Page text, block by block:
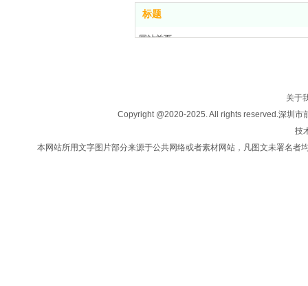
标题
网站首页
法律咨询
联系我们
关于
Copyright @2020-2025. All rights reserved.深圳
技
本网站所用文字图片部分来源于公共网络或者素材网站，凡图文未署名